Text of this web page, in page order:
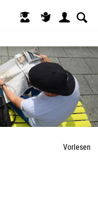
Vorlesen